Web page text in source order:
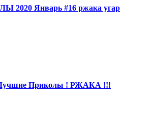
Январь #16 ржака угар
Приколы ! РЖАКА !!!